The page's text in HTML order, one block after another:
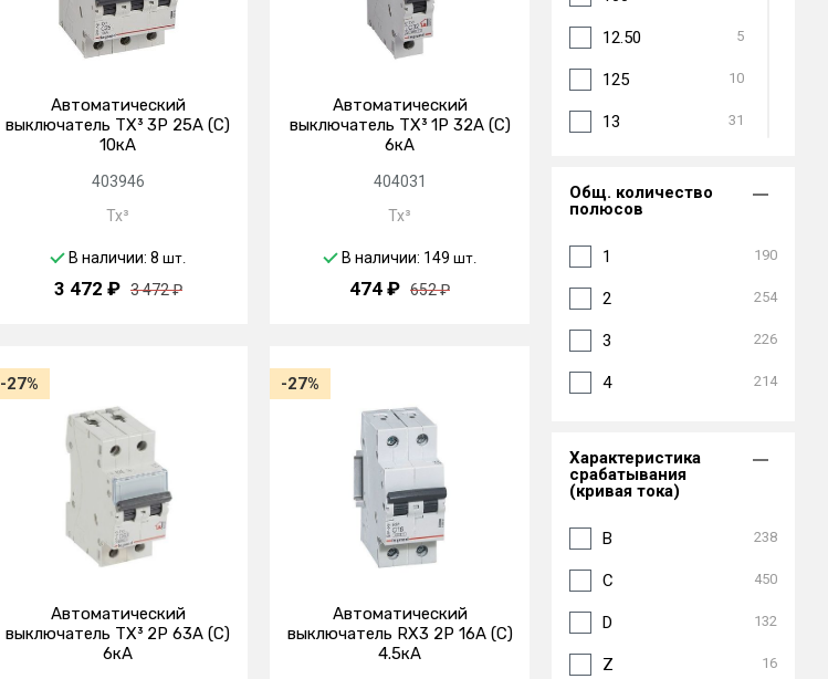
Автоматический
выключатель TX³ 3P 25А (C)
10кА
403946
Tx³
В наличии: 8 шт.
3 472 ₽ 3 472 ₽
Автоматический
выключатель TX³ 1P 32А (C)
6кА
404031
Tx³
В наличии: 149 шт.
474 ₽ 652 ₽
-27%
Автоматический
выключатель TX³ 2P 63А (C)
6кА
-27%
Автоматический
выключатель RX3 2P 16А (C)
4.5кА
12.50 5
125 10
13 31
2
2.50
20
25
3
4
40
50
6
6.30
63
Общ. количество
полюсов
1 190
2 254
3 226
4 214
Характеристика
срабатывания
(кривая тока)
B 238
C 450
D 132
Z 16